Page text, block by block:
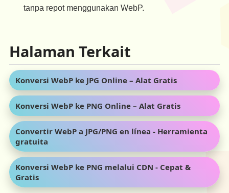
tanpa repot menggunakan WebP.
Halaman Terkait
Konversi WebP ke JPG Online – Alat Gratis
Konversi WebP ke PNG Online – Alat Gratis
Convertir WebP a JPG/PNG en línea - Herramienta
gratuita
Konversi WebP ke PNG melalui CDN - Cepat &
Gratis